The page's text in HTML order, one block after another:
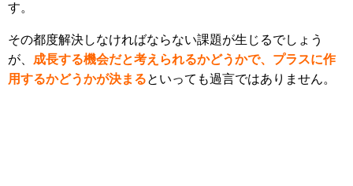
す。
その都度解決しなければならない課題が生じるでしょう
が、 成長する機会だと考えられるかどうかで、プラスに作
用するかどうかが決まるといっても過言ではありません。